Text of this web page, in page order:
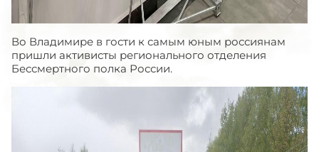
Во Владимире в гости к самым юным россиянам
пришли активисты регионального отделения
Бессмертного полка России.